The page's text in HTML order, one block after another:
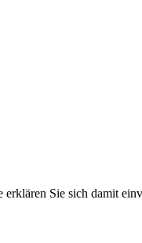
Sie sich damit